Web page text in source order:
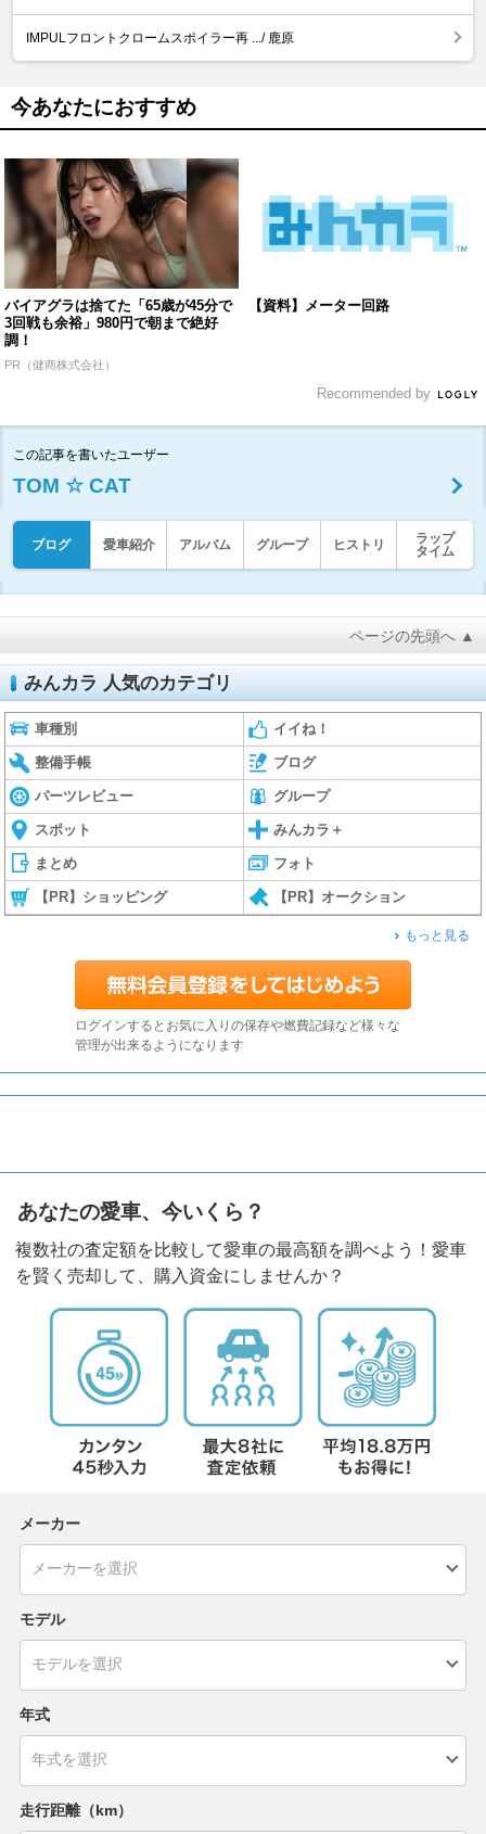
IMPULフロントクロームスポイラー再 .../ 鹿原
今あなたにおすすめ
バイアグラは捨てた「65歳が45分で
3回戦も余裕」980円で朝まで絶好
調！
PR（健商株式会社）
【資料】メーター回路
Recommended by
この記事を書いたユーザー
TOM ☆ CAT
ブログ 愛車紹介 アルバム グループ ヒストリ
ラップ
タイム
ページの先頭へ ▲
みんカラ 人気のカテゴリ
車種別 イイね！
整備手帳 ブログ
パーツレビュー グループ
スポット みんカラ＋
まとめ フォト
【PR】ショッピング 【PR】オークション
もっと見る
ログインするとお気に入りの保存や燃費記録など様々な
管理が出来るようになります
あなたの愛車、今いくら？
複数社の査定額を比較して愛車の最高額を調べよう！愛車
を賢く売却して、購入資金にしませんか？
メーカー
モデル
年式
走行距離（km）